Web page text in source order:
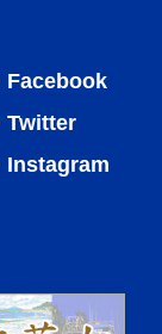
Facebook
Twitter
Instagram